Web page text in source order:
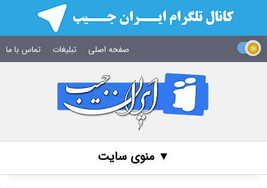
صفحه اصلی تبلیغات تماس با ما
▼ منوی سایت